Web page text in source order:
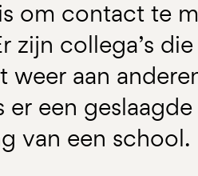
om contact te
zijn collega’s
weer aan
er een
van een school.